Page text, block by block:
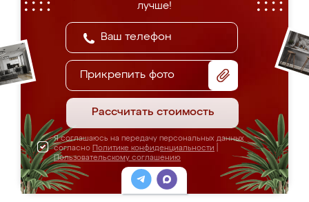
лучше!
Прикрепить фото
Рассчитать стоимость
Я соглашаюсь на передачу персональных данных
согласно Политике конфиденциальности
Пользовательскому соглашению